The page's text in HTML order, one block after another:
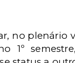
no plenário
1º